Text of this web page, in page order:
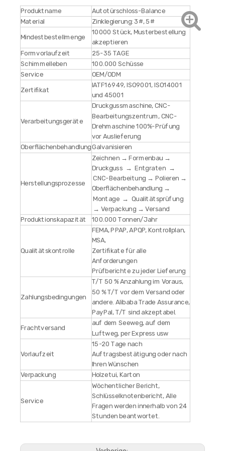
Produktname Autotürschloss-Balance
Material
Zinklegierung: 3#, 5#
Mindestbestellmenge
10000 Stück, Musterbestellung
akzeptieren
Formvorlaufzeit
25-35 TAGE
Schimmelleben
100.000 Schüsse
Service
OEM/ODM
Zertifikat
IATF16949, ISO9001, ISO14001
und 45001
Verarbeitungsgeräte
Druckgussmaschine, CNC-
Bearbeitungszentrum, CNC-
Drehmaschine 100%-Prüfung
vor Auslieferung
OberflächenbehandlungGalvanisieren
Herstellungsprozesse
Zeichnen → Formenbau →
Druckguss → Entgraten →
CNC-Bearbeitung → Polieren →
Oberflächenbehandlung →
Montage → Qualitätsprüfung
→ Verpackung → Versand
Produktionskapazität
100.000 Tonnen/Jahr
Qualitätskontrolle
FEMA, PPAP, APQP, Kontrollplan,
MSA,
Zertifikate für alle
Anforderungen
Prüfberichte zu jeder Lieferung
Zahlungsbedingungen
T/T 50 % Anzahlung im Voraus,
50 % T/T vor dem Versand oder
andere. Alibaba Trade Assurance,
PayPal, T/T sind akzeptabel.
Frachtversand
auf dem Seeweg, auf dem
Luftweg, per Express usw
Vorlaufzeit
15-20 Tage nach
Auftragsbestätigung oder nach
Ihren Wünschen
Verpackung Holzetui, Karton
Service
Wöchentlicher Bericht,
Schlüsselknotenbericht, Alle
Fragen werden innerhalb von 24
Stunden beantwortet.